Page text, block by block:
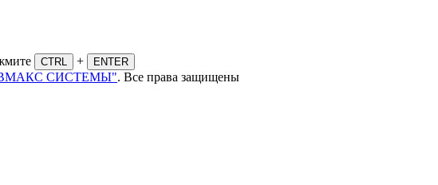
CTRL + ENTER
СИСТЕМЫ". Все права защищены